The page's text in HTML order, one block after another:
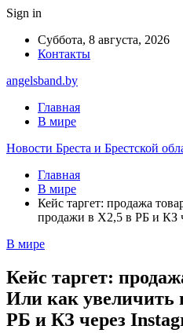
Sign in
Суббота, 8 августа, 2026
Контакты
angelsband.by
Главная
В мире
Новости Бреста и Брестской
Главная
В мире
Кейс таргет: продажа
продажи в Х2,5 в РБ и КЗ
В мире
Кейс таргет:
Или как увеличить
РБ и КЗ через